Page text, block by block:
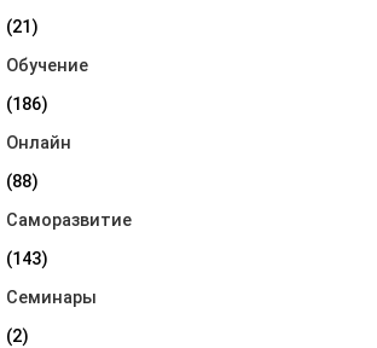
(21)
Обучение
(186)
Онлайн
(88)
Саморазвитие
(143)
Семинары
(2)